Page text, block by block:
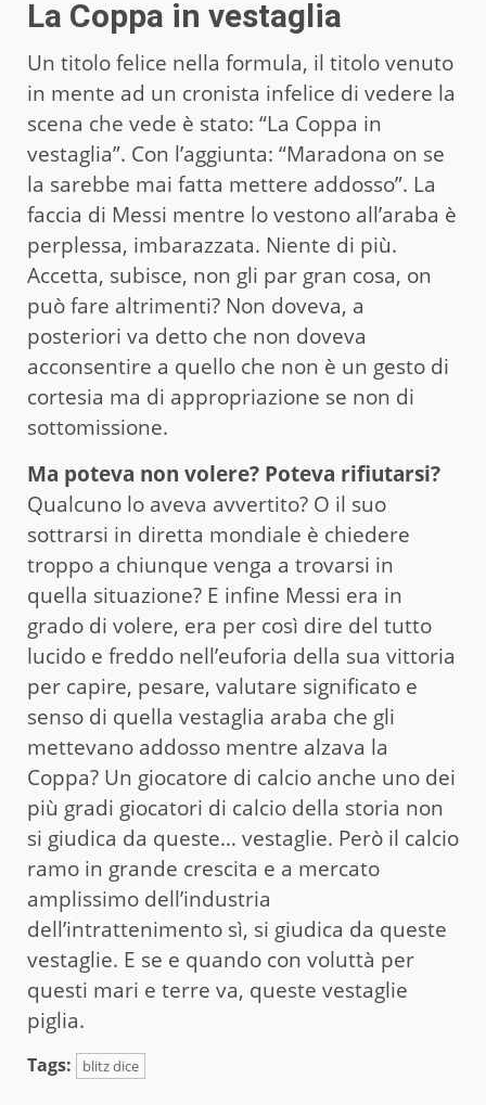
La Coppa in vestaglia
Un titolo felice nella formula, il titolo venuto
in mente ad un cronista infelice di vedere la
scena che vede è stato: “La Coppa in
vestaglia”. Con l’aggiunta: “Maradona on se
la sarebbe mai fatta mettere addosso”. La
faccia di Messi mentre lo vestono all’araba è
perplessa, imbarazzata. Niente di più.
Accetta, subisce, non gli par gran cosa, on
può fare altrimenti? Non doveva, a
posteriori va detto che non doveva
acconsentire a quello che non è un gesto di
cortesia ma di appropriazione se non di
sottomissione.
Ma poteva non volere? Poteva rifiutarsi?
Qualcuno lo aveva avvertito? O il suo
sottrarsi in diretta mondiale è chiedere
troppo a chiunque venga a trovarsi in
quella situazione? E infine Messi era in
grado di volere, era per così dire del tutto
lucido e freddo nell’euforia della sua vittoria
per capire, pesare, valutare significato e
senso di quella vestaglia araba che gli
mettevano addosso mentre alzava la
Coppa? Un giocatore di calcio anche uno dei
più gradi giocatori di calcio della storia non
si giudica da queste… vestaglie. Però il calcio
ramo in grande crescita e a mercato
amplissimo dell’industria
dell’intrattenimento sì, si giudica da queste
vestaglie. E se e quando con voluttà per
questi mari e terre va, queste vestaglie
piglia.
Tags: blitz dice